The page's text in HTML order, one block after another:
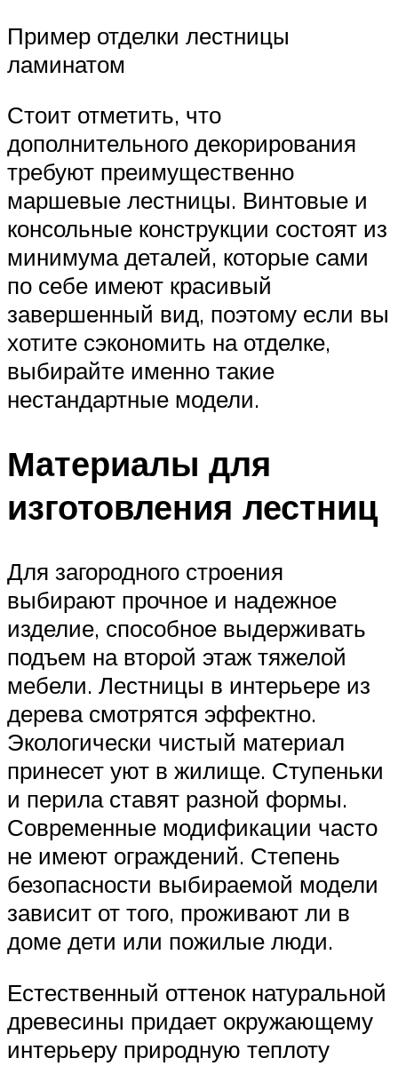
Пример отделки лестницы
ламинатом
Стоит отметить, что
дополнительного декорирования
требуют преимущественно
маршевые лестницы. Винтовые и
консольные конструкции состоят из
минимума деталей, которые сами
по себе имеют красивый
завершенный вид, поэтому если вы
хотите сэкономить на отделке,
выбирайте именно такие
нестандартные модели.
Материалы для
изготовления лестниц
Для загородного строения
выбирают прочное и надежное
изделие, способное выдерживать
подъем на второй этаж тяжелой
мебели. Лестницы в интерьере из
дерева смотрятся эффектно.
Экологически чистый материал
принесет уют в жилище. Ступеньки
и перила ставят разной формы.
Современные модификации часто
не имеют ограждений. Степень
безопасности выбираемой модели
зависит от того, проживают ли в
доме дети или пожилые люди.
Естественный оттенок натуральной
древесины придает окружающему
интерьеру природную теплоту